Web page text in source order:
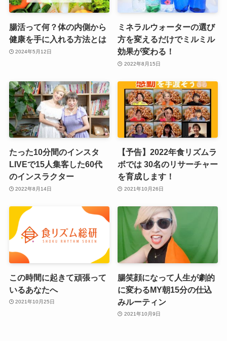
腸活って何？体の内側から
健康を手に入れる方法とは
2024年5月12日
ミネラルウォーターの選び
方を変えるだけでミルミル
効果が変わる！
2022年8月15日
たった10分間のインスタ
LIVEで15人集客した60代
のインスラクター
2022年8月14日
【予告】2022年食リズムラ
ボでは 30名のリサーチャー
を育成します！
2021年10月26日
この時間に起きて頑張って
いるあなたへ
2021年10月25日
腸笑顔になって人生が劇的
に変わるMY朝15分の仕込
みルーティン
2021年10月9日